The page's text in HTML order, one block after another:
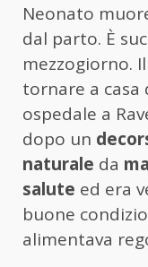
Neonato
dal parto. È
mezzogiorno.
tornare a
ospedale a
dopo un
naturale da
salute ed era
buone
alimentava